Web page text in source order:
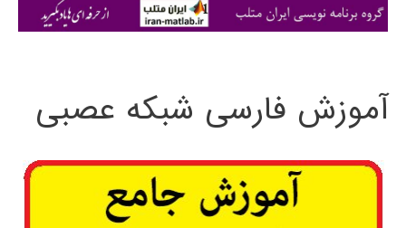
ی
آموزش فارسی شبکه عصبی